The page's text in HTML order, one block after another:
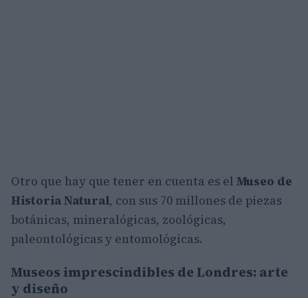
Otro que hay que tener en cuenta es el Museo de
Historia Natural, con sus 70 millones de piezas
botánicas, mineralógicas, zoológicas,
paleontológicas y entomológicas.
Museos imprescindibles de Londres: arte
y diseño